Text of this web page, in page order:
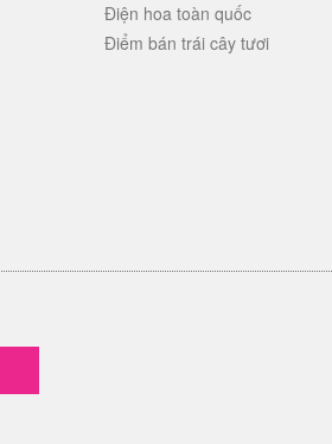
Điện hoa toàn quốc
Điểm bán trái cây tươi